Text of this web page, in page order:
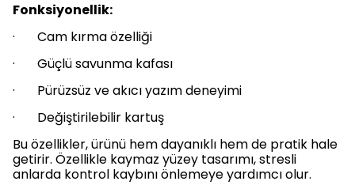
Fonksiyonellik:
· Cam kırma özelliği
· Güçlü savunma kafası
· Pürüzsüz ve akıcı yazım deneyimi
· Değiştirilebilir kartuş
Bu özellikler, ürünü hem dayanıklı hem de pratik hale
getirir. Özellikle kaymaz yüzey tasarımı, stresli
anlarda kontrol kaybını önlemeye yardımcı olur.